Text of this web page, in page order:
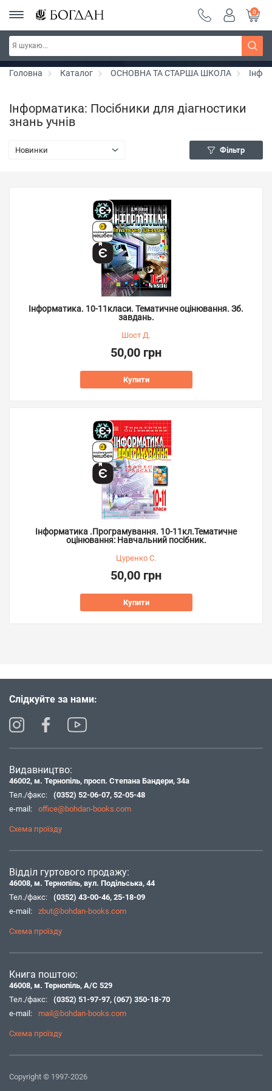
РОЗПРОДАЖ ~ 150 грн ~ 200 грн ~ 250 грн ~
300 грн ~ РОЗПРОДАЖ
Дізнатись більше
0
Головна Каталог ОСНОВНА ТА СТАРША ШКОЛА
Інформатика: Посібники для діагностики
знань учнів
Новинки Фільтр
Інформатика. 10-11класи. Тематичне оцінювання. Зб.
завдань.
Шост Д.
50,00 грн
Купити
Інформатика .Програмування. 10-11кл.Тематичне
оцінювання: Навчальний посібник.
Цуренко С.
50,00 грн
Купити
Слідкуйте за нами:
Видавництво:
46002, м. Тернопіль, просп. Степана Бандери, 34а
Тел./факс:
(0352) 52-06-07, 52-05-48
e-mail:
office@bohdan-books.com
Схема проїзду
Відділ гуртового продажу:
46008, м. Тернопіль, вул. Подільська, 44
Тел./факс:
(0352) 43-00-46, 25-18-09
e-mail:
zbut@bohdan-books.com
Схема проїзду
Книга поштою:
46008, м. Тернопіль, А/С 529
Тел./факс:
(0352) 51-97-97, (067) 350-18-70
e-mail:
mail@bohdan-books.com
Схема проїзду
Copyright © 1997-2026